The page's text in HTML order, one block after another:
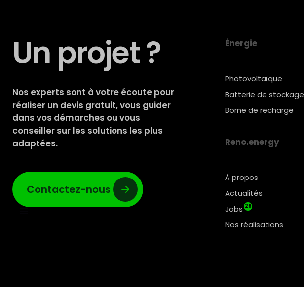
Un projet ?
Nos experts sont à votre écoute pour
réaliser un devis gratuit, vous guider
dans vos démarches ou vous
conseiller sur les solutions les plus
adaptées.
Contactez-nous
Énergie
Photovoltaïque
Batterie de stockage
Borne de recharge
Reno.energy
À propos
Actualités
Jobs 28
Nos réalisations